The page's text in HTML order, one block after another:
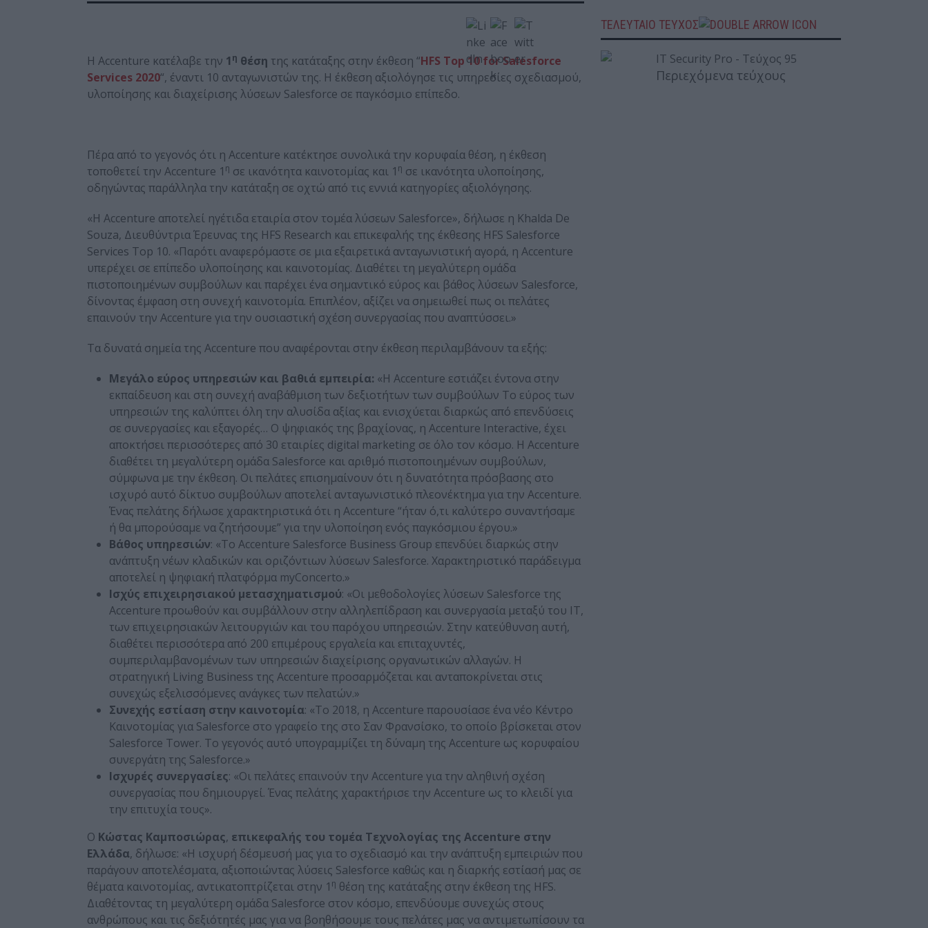
Η Accenture κατέλαβε την 1 η θέση της κατάταξης στην έκθεση “HFS Top10forSalesforce
Services 2020“, έναντι 10 ανταγωνιστών της. Η έκθεση αξιολόγησε τις υπηρεσίες σχεδιασμού,
υλοποίησης και διαχείρισης λύσεων Salesforce σε παγκόσμιο επίπεδο.
Πέρα από το γεγονός ότι η Accenture κατέκτησε συνολικά την κορυφαία θέση, η έκθεση
τοποθετεί την Accenture 1 η σε ικανότητα καινοτομίας και 1 η σε ικανότητα υλοποίησης,
οδηγώντας παράλληλα την κατάταξη σε οχτώ από τις εννιά κατηγορίες αξιολόγησης.
«Η Accenture αποτελεί ηγέτιδα εταιρία στον τομέα λύσεων Salesforce», δήλωσε η Khalda De
Souza, Διευθύντρια Έρευνας της HFS Research και επικεφαλής της έκθεσης HFS Salesforce
Services Top 10. «Παρότι αναφερόμαστε σε μια εξαιρετικά ανταγωνιστική αγορά, η Accenture
υπερέχει σε επίπεδο υλοποίησης και καινοτομίας. Διαθέτει τη μεγαλύτερη ομάδα
πιστοποιημένων συμβούλων και παρέχει ένα σημαντικό εύρος και βάθος λύσεων Salesforce,
δίνοντας έμφαση στη συνεχή καινοτομία. Επιπλέον, αξίζει να σημειωθεί πως οι πελάτες
επαινούν την Accenture για την ουσιαστική σχέση συνεργασίας που αναπτύσσει.»
Τα δυνατά σημεία της Accenture που αναφέρονται στην έκθεση περιλαμβάνουν τα εξής:
Μεγάλο εύρος υπηρεσιών και βαθιά εμπειρία: «Η Accenture εστιάζει έντονα στην
εκπαίδευση και στη συνεχή αναβάθμιση των δεξιοτήτων των συμβούλων Το εύρος των
υπηρεσιών της καλύπτει όλη την αλυσίδα αξίας και ενισχύεται διαρκώς από επενδύσεις
σε συνεργασίες και εξαγορές… Ο ψηφιακός της βραχίονας, η Accenture Interactive, έχει
αποκτήσει περισσότερες από 30 εταιρίες digital marketing σε όλο τον κόσμο. Η Accenture
διαθέτει τη μεγαλύτερη ομάδα Salesforce και αριθμό πιστοποιημένων συμβούλων,
σύμφωνα με την έκθεση. Οι πελάτες επισημαίνουν ότι η δυνατότητα πρόσβασης στο
ισχυρό αυτό δίκτυο συμβούλων αποτελεί ανταγωνιστικό πλεονέκτημα για την Accenture.
Ένας πελάτης δήλωσε χαρακτηριστικά ότι η Accenture “ήταν ό,τι καλύτερο συναντήσαμε
ή θα μπορούσαμε να ζητήσουμε” για την υλοποίηση ενός παγκόσμιου έργου.»
Βάθος υπηρεσιών: «Το Accenture Salesforce Business Group επενδύει διαρκώς στην
ανάπτυξη νέων κλαδικών και οριζόντιων λύσεων Salesforce. Χαρακτηριστικό παράδειγμα
αποτελεί η ψηφιακή πλατφόρμα myConcerto.»
Ισχύς επιχειρησιακού μετασχηματισμού: «Οι μεθοδολογίες λύσεων Salesforce της
Accenture προωθούν και συμβάλλουν στην αλληλεπίδραση και συνεργασία μεταξύ του IT,
των επιχειρησιακών λειτουργιών και του παρόχου υπηρεσιών. Στην κατεύθυνση αυτή,
διαθέτει περισσότερα από 200 επιμέρους εργαλεία και επιταχυντές,
συμπεριλαμβανομένων των υπηρεσιών διαχείρισης οργανωτικών αλλαγών. Η
στρατηγική Living Business της Accenture προσαρμόζεται και ανταποκρίνεται στις
συνεχώς εξελισσόμενες ανάγκες των πελατών.»
Συνεχής εστίαση στην καινοτομία: «Το 2018, η Accenture παρουσίασε ένα νέο Κέντρο
Καινοτομίας για Salesforce στο γραφείο της στο Σαν Φρανσίσκο, το οποίο βρίσκεται στον
Salesforce Tower. Το γεγονός αυτό υπογραμμίζει τη δύναμη της Accenture ως κορυφαίου
συνεργάτη της Salesforce.»
Ισχυρές συνεργασίες: «Οι πελάτες επαινούν την Accenture για την αληθινή σχέση
συνεργασίας που δημιουργεί. Ένας πελάτης χαρακτήρισε την Accenture ως το κλειδί για
την επιτυχία τους».
Ο Κώστας Καμποσιώρας, επικεφαλής του τομέα Τεχνολογίας της Accenture στην
Ελλάδα, δήλωσε: «Η ισχυρή δέσμευσή μας για το σχεδιασμό και την ανάπτυξη εμπειριών που
παράγουν αποτελέσματα, αξιοποιώντας λύσεις Salesforce καθώς και η διαρκής εστίασή μας σε
θέματα καινοτομίας, αντικατοπτρίζεται στην 1 η θέση της κατάταξης στην έκθεση της HFS.
Διαθέτοντας τη μεγαλύτερη ομάδα Salesforce στον κόσμο, επενδύουμε συνεχώς στους
ανθρώπους και τις δεξιότητές μας για να βοηθήσουμε τους πελάτες μας να αντιμετωπίσουν τα
ΤΕΛΕΥΤΑΙΟ ΤΕΥΧΟΣ
Περιεχόμενα τεύχους